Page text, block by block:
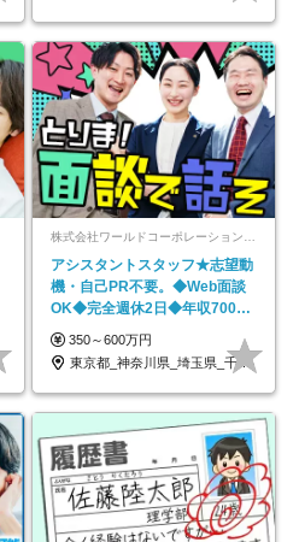
アシスタントスタッフ★志望動
機・自己PR不要。◆Web面談
OK◆完全週休2日◆年収700万
円可/p13
350～600万円
東京都_神奈川県_埼玉県_千葉県_大阪府…